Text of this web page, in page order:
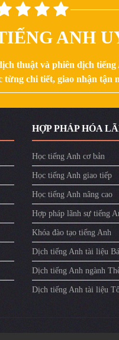
ANH
thuật và phiên dịch
chi tiết, giao nhận tận
HỢP PHÁP HÓA
Học tiếng Anh cơ bản
Học tiếng Anh giao tiếp
Học tiếng Anh nâng cao
Hợp pháp lãnh sự tiếng
Khóa đào tạo tiếng Anh
Dịch tiếng Anh tài liệu
Dịch tiếng Anh ngành
Dịch tiếng Anh tài liệu